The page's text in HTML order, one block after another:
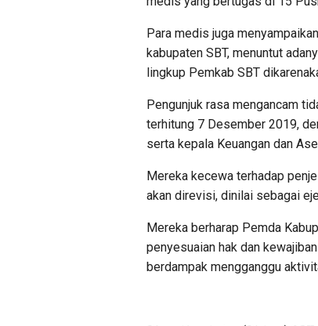
Para medis juga
kabupaten SBT, menuntut
lingkup Pemkab SBT
Pengunjuk rasa mengancam
terhitung 7 Desember 2019,
serta kepala Keuangan dan
Mereka kecewa terhadap
akan direvisi, dinilai sebagai
Mereka berharap Pemda
penyesuaian hak dan
berdampak mengganggu